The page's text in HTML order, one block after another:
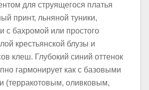
для струящегося платья
принт, льняной туники,
с бахромой или простого
крестьянской блузы и
клеш. Глубокий синий оттенок
гармонирует как с базовыми
(терракотовым, оливковым,